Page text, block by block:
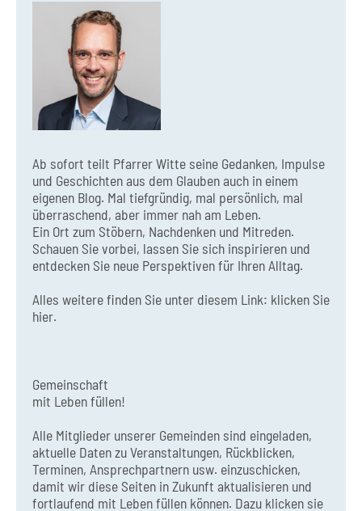
Ab sofort teilt Pfarrer Witte seine Gedanken, Impulse
und Geschichten aus dem Glauben auch in einem
eigenen Blog. Mal tiefgründig, mal persönlich, mal
überraschend, aber immer nah am Leben.
Ein Ort zum Stöbern, Nachdenken und Mitreden.
Schauen Sie vorbei, lassen Sie sich inspirieren und
entdecken Sie neue Perspektiven für Ihren Alltag.
Alles weitere finden Sie unter diesem Link: klicken Sie
hier.
Gemeinschaft
mit Leben füllen!
Alle Mitglieder unserer Gemeinden sind eingeladen,
aktuelle Daten zu Veranstaltungen, Rückblicken,
Terminen, Ansprechpartnern usw. einzuschicken,
damit wir diese Seiten in Zukunft aktualisieren und
fortlaufend mit Leben füllen können. Dazu klicken sie